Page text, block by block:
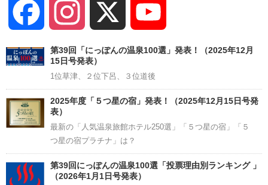
Facebook Instagram
Channel
第39回「にっぽんの温泉100選」発表！（2025年12月
15日号発表）
1位草津、２位下呂、３位道後
2025年度「５つ星の宿」発表！（2025年12月15日号発
表）
最新の「人気温泉旅館ホテル250選」「５つ星の宿」「５
つ星の宿プラチナ」は？
第39回にっぽんの温泉100選「投票理由別ランキング 」
（2026年1月1日号発表）